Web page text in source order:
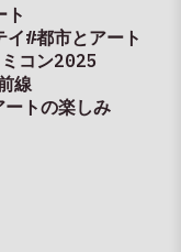
ト
イ#都市とアート
コン2025
線
ートの楽しみ